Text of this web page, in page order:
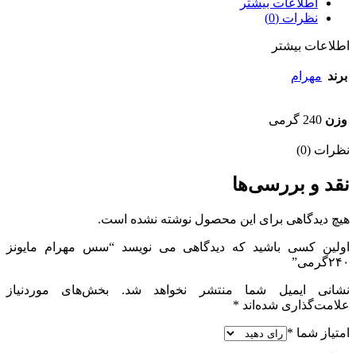
نظرات (0)
اطلاعات بیشتر
برند مهرام
وزن 240 گرمی
نظرات (0)
نقد و بررسی‌ها
هیچ دیدگاهی برای این محصول نوشته نشده است.
اولین کسی باشید که دیدگاهی می نویسد “سس مهرام مایونز
۲۴۰گرمی”
نشانی ایمیل شما منتشر نخواهد شد.
بخش‌های موردنیاز
علامت‌گذاری شده‌اند *
امتیاز شما *